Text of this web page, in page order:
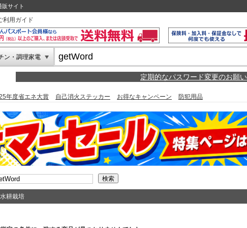
サイト
利用ガイド
ン・調理家電
定期的なパスワード変更のお願い
年度省エネ大賞 自己消火ステッカー お得なキャンペーン 防犯用品
水耕栽培